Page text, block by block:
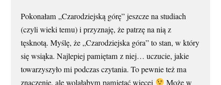
Pokonałam „Czarodziejską górę” jeszcze na studiach
(czyli wieki temu) i przyznaję, że patrzę na nią z
tęsknotą. Myślę, że „Czarodziejska góra” to stan, w który
się wsiąka. Najlepiej pamiętam z niej… uczucie, jakie
towarzyszyło mi podczas czytania. To pewnie też ma
znaczenie, ale wolałabym pamiętać więcej
Może w